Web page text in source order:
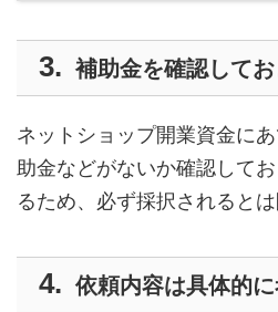
補助金を確認して
ネットショップ開業資金に
助金などがないか確認して
るため、必ず採択されるとは
依頼内容は具体的に